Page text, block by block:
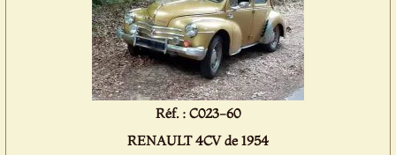
Réf. : C023-60
RENAULT 4CV de 1954